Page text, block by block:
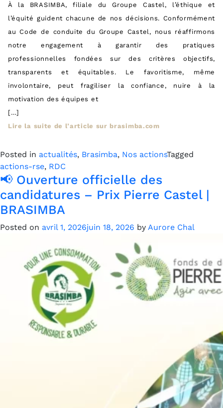
À la BRASIMBA, filiale du Groupe Castel, l’éthique et
l’équité guident chacune de nos décisions. Conformément
au Code de conduite du Groupe Castel, nous réaffirmons
notre engagement à garantir des pratiques
professionnelles fondées sur des critères objectifs,
transparents et équitables. Le favoritisme, même
involontaire, peut fragiliser la confiance, nuire à la
motivation des équipes et
[…]
Lire la suite de l’article sur brasimba.com
Posted in actualités, Brasimba, Nos actionsTagged
actions-rse, RDC
📢 Ouverture officielle des
candidatures – Prix Pierre Castel |
BRASIMBA
Posted on avril 1, 2026juin 18, 2026 by Aurore Chal